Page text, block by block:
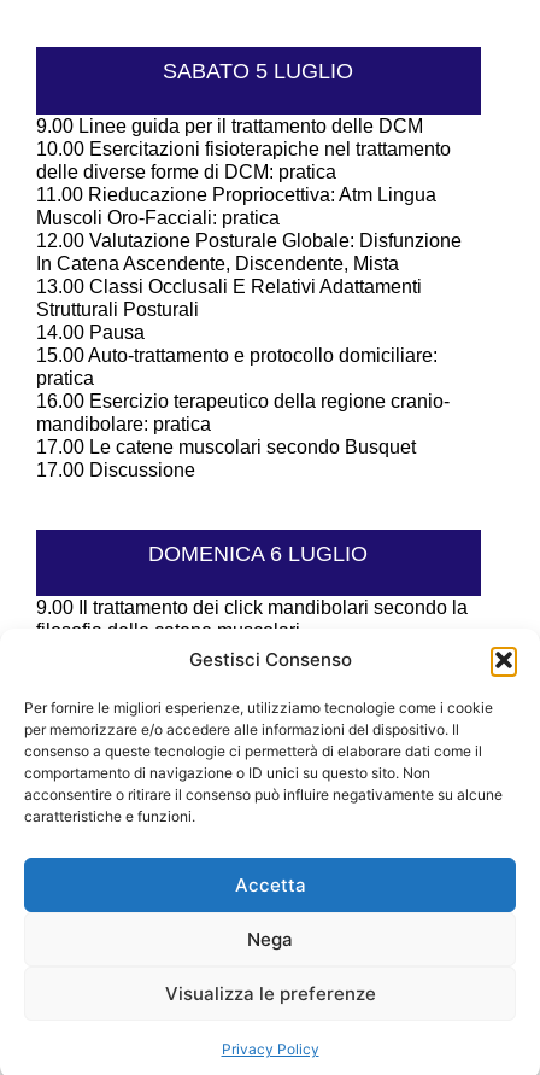
Gestisci Consenso
Per fornire le migliori esperienze, utilizziamo tecnologie come i cookie
per memorizzare e/o accedere alle informazioni del dispositivo. Il
consenso a queste tecnologie ci permetterà di elaborare dati come il
comportamento di navigazione o ID unici su questo sito. Non
acconsentire o ritirare il consenso può influire negativamente su alcune
caratteristiche e funzioni.
Accetta
Nega
Visualizza le preferenze
Privacy Policy
SABATO 5 LUGLIO
9.00 Linee guida per il trattamento delle DCM
10.00 Esercitazioni fisioterapiche nel trattamento
delle diverse forme di DCM: pratica
11.00 Rieducazione Propriocettiva: Atm Lingua
Muscoli Oro-Facciali: pratica
12.00 Valutazione Posturale Globale: Disfunzione
In Catena Ascendente, Discendente, Mista
13.00 Classi Occlusali E Relativi Adattamenti
Strutturali Posturali
14.00 Pausa
15.00Auto-trattamento e protocollo domiciliare:
pratica
16.00 Esercizio terapeutico della regione cranio-
mandibolare: pratica
17.00 Le catene muscolari secondo Busquet
17.00 Discussione
DOMENICA 6 LUGLIO
9.00 Il trattamento dei click mandibolari secondo la
filosofia delle catene muscolari
Fasce legamenti o muscoli?
delle catene muscolari
12.00Discussione
13.30Pausa
14.30Parte pratica
15.30Riesamina della valutazione e del trattamento
16.00Fine Lavori
Rombolá Morena Tourism and Event Consulting
morena.rombola@yahoo.it